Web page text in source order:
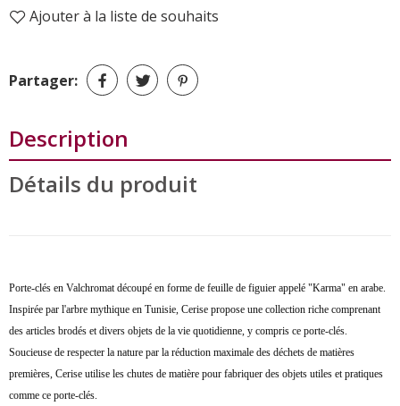
Ajouter à la liste de souhaits
Partager:
Description
Détails du produit
Porte-clés en Valchromat découpé en forme de feuille de figuier appelé "Karma" en arabe.
Inspirée par l'arbre mythique en Tunisie, Cerise propose une collection riche comprenant
des articles brodés et divers objets de la vie quotidienne, y compris ce porte-clés.
Soucieuse de respecter la nature par la réduction maximale des déchets de matières
premières, Cerise utilise les chutes de matière pour fabriquer des objets utiles et pratiques
comme ce porte-clés.